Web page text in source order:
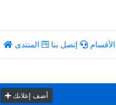
الأقسام إتصل بنا المنتدى
أضف إعلانك